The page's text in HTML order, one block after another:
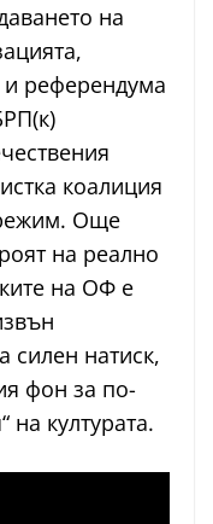
на
и референдума
коалиция
Още
на реално
на ОФ е
силен натиск,
фон за по-
на културата.